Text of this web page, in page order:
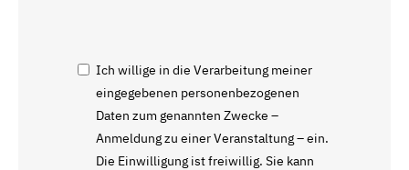
Ich willige in die Verarbeitung meiner
eingegebenen personenbezogenen
Daten zum genannten Zwecke –
Anmeldung zu einer Veranstaltung – ein.
Die Einwilligung ist freiwillig. Sie kann